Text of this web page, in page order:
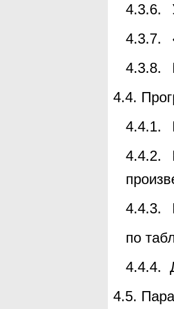
4.3.6.
4.3.7.
4.3.8.
4.4.
4.4.1.
4.4.2.
4.4.3.
по
4.4.4.
4.5.